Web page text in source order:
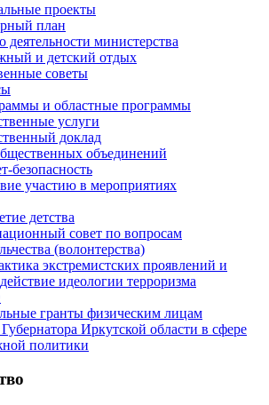
проекты
план
деятельности министерства
и детский отдых
советы
и областные программы
услуги
доклад
объединений
безопасность
участию в мероприятиях
детства
совет по вопросам
(волонтерства)
экстремистских проявлений и
идеологии терроризма
гранты физическим лицам
Иркутской области в сфере
политики